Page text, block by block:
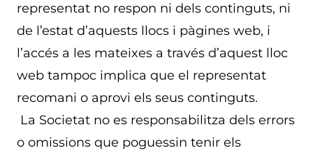
representat no respon ni dels continguts, ni
de l’estat d’aquests llocs i pàgines web, i
l’accés a les mateixes a través d’aquest lloc
web tampoc implica que el representat
recomani o aprovi els seus continguts.
La Societat no es responsabilitza dels errors
o omissions que poguessin tenir els